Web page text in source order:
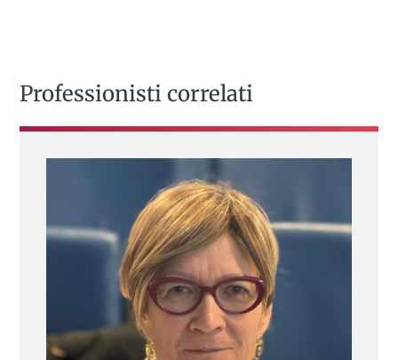
Professionisti correlati